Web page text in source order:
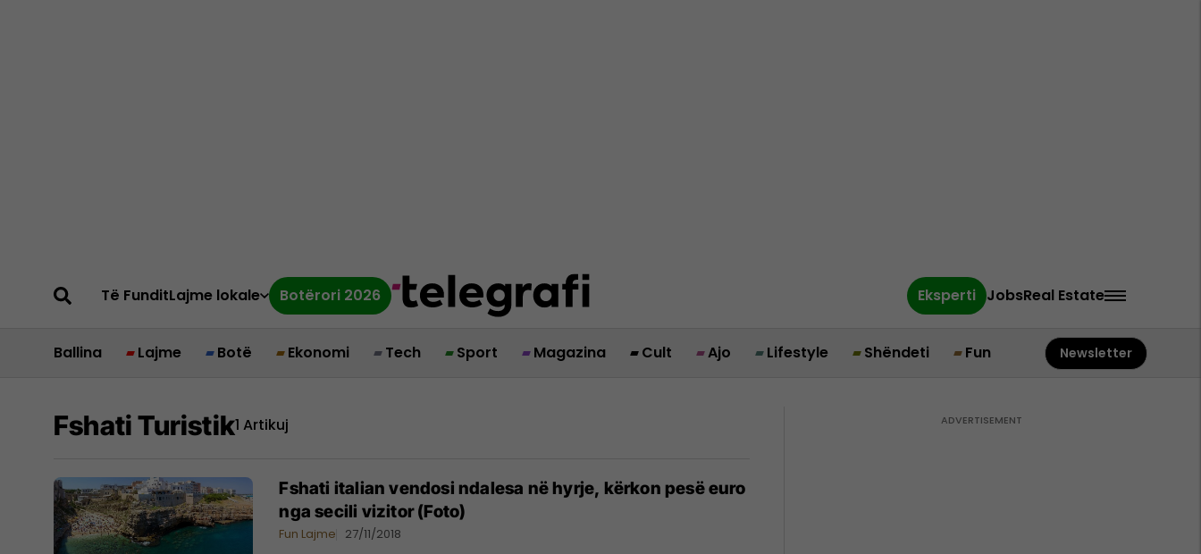
Të FunditLajme lokale Botërori 2026 Eksperti JobsReal Estate
Ballina Lajme Botë Ekonomi Tech Sport Magazina Cult Ajo Lifestyle Shëndeti Fun Newsletter
Fshati Turistik1 Artikuj
Fshati italian vendosi ndalesa në hyrje, kërkon pesë euro
nga secili vizitor (Foto)
Fun Lajme 27/11/2018